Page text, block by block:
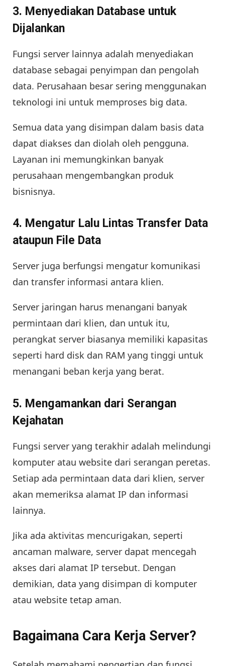
3. Menyediakan Database untuk
Dijalankan
Fungsi server lainnya adalah menyediakan
database sebagai penyimpan dan pengolah
data. Perusahaan besar sering menggunakan
teknologi ini untuk memproses big data.
Semua data yang disimpan dalam basis data
dapat diakses dan diolah oleh pengguna.
Layanan ini memungkinkan banyak
perusahaan mengembangkan produk
bisnisnya.
4. Mengatur Lalu Lintas Transfer Data
ataupun File Data
Server juga berfungsi mengatur komunikasi
dan transfer informasi antara klien.
Server jaringan harus menangani banyak
permintaan dari klien, dan untuk itu,
perangkat server biasanya memiliki kapasitas
seperti hard disk dan RAM yang tinggi untuk
menangani beban kerja yang berat.
5. Mengamankan dari Serangan
Kejahatan
Fungsi server yang terakhir adalah melindungi
komputer atau website dari serangan peretas.
Setiap ada permintaan data dari klien, server
akan memeriksa alamat IP dan informasi
lainnya.
Jika ada aktivitas mencurigakan, seperti
ancaman malware, server dapat mencegah
akses dari alamat IP tersebut. Dengan
demikian, data yang disimpan di komputer
atau website tetap aman.
Bagaimana Cara Kerja Server?